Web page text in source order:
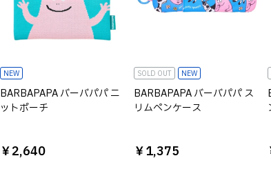
NEW
BARBAPAPA バーバパパ ニ
ットポーチ
￥2,640
SOLD OUT NEW
BARBAPAPA バーバパパ ス
リムペンケース
￥1,375